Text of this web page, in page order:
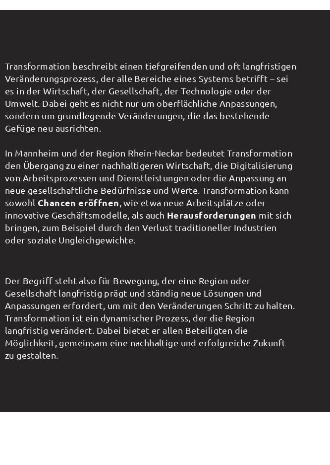
Transformation beschreibt einen tiefgreifenden und oft langfristigen
Veränderungsprozess, der alle Bereiche eines Systems betrifft – sei
es in der Wirtschaft, der Gesellschaft, der Technologie oder der
Umwelt. Dabei geht es nicht nur um oberflächliche Anpassungen,
sondern um grundlegende Veränderungen, die das bestehende
Gefüge neu ausrichten.
In Mannheim und der Region Rhein-Neckar bedeutet Transformation
den Übergang zu einer nachhaltigeren Wirtschaft, die Digitalisierung
von Arbeitsprozessen und Dienstleistungen oder die Anpassung an
neue gesellschaftliche Bedürfnisse und Werte. Transformation kann
sowohl Chancen eröffnen , wie etwa neue Arbeitsplätze oder
innovative Geschäftsmodelle, als auch Herausforderungen mit sich
bringen, zum Beispiel durch den Verlust traditioneller Industrien
oder soziale Ungleichgewichte.
Der Begriff steht also für Bewegung, der eine Region oder
Gesellschaft langfristig prägt und ständig neue Lösungen und
Anpassungen erfordert, um mit den Veränderungen Schritt zu halten.
Transformation ist ein dynamischer Prozess, der die Region
langfristig verändert. Dabei bietet er allen Beteiligten die
Möglichkeit, gemeinsam eine nachhaltige und erfolgreiche Zukunft
zu gestalten.